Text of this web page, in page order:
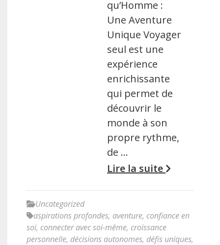
qu’Homme :
Une Aventure
Unique Voyager
seul est une
expérience
enrichissante
qui permet de
découvrir le
monde à son
propre rythme,
de …
Lire la suite
Uncategorized
aspirations profondes, aventure, confiance en
soi, connecter avec soi-même, croissance
personnelle, décisions autonomes, défis uniques,